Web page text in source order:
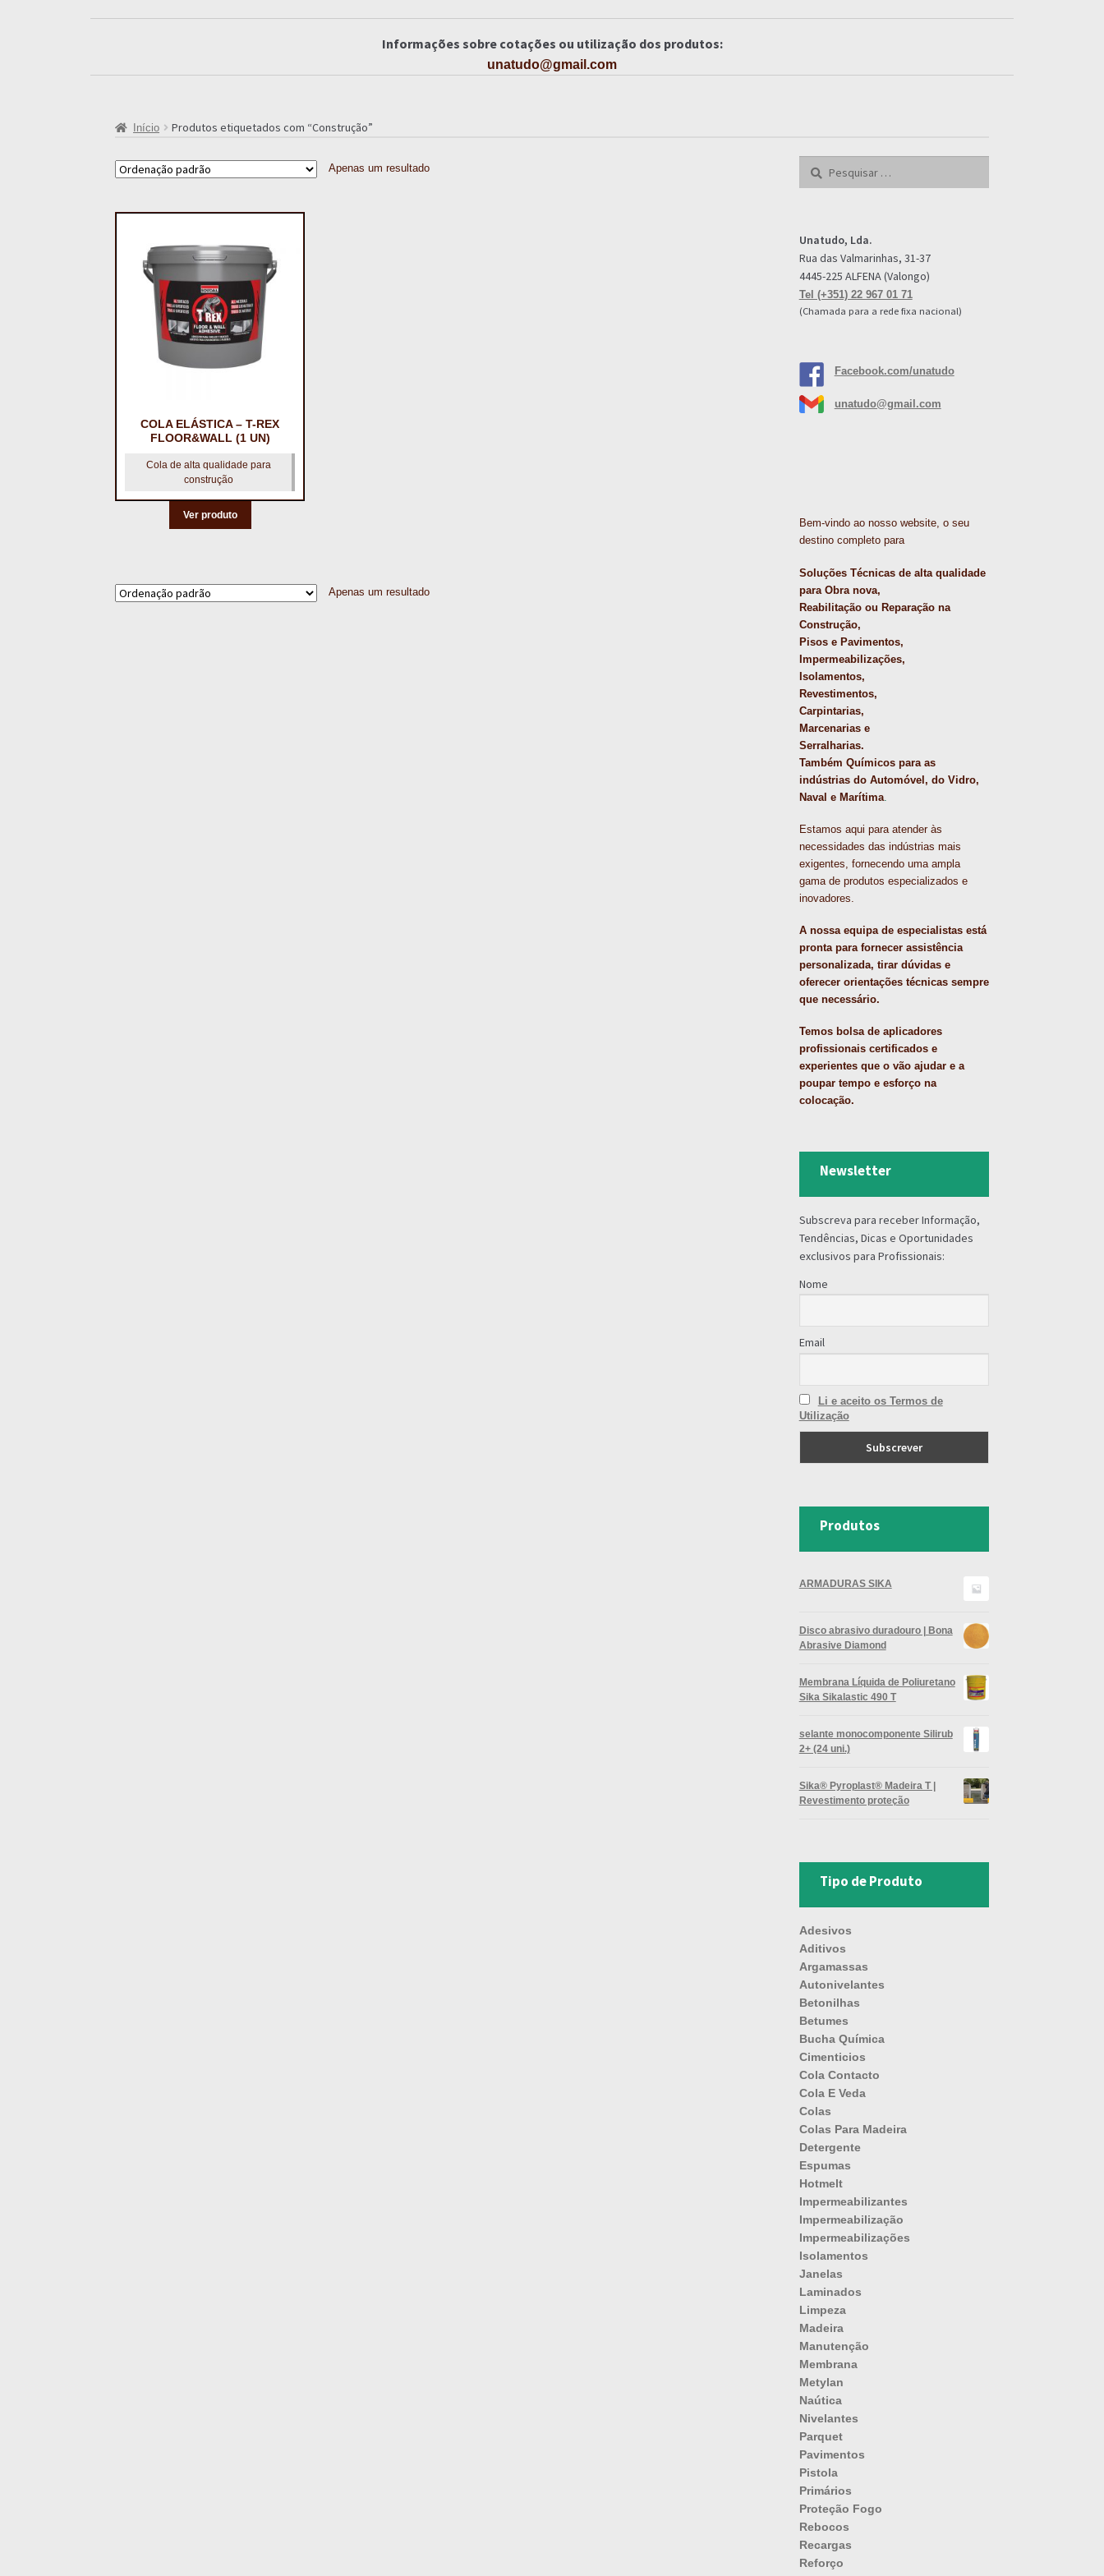
Informações sobre cotações ou utilização dos produtos:
unatudo@gmail.com
Início Produtos etiquetados com “Construção”
Apenas um resultado
COLA ELÁSTICA – T-REX
FLOOR&WALL (1 UN)
Cola de alta qualidade para
construção
Ver produto
Apenas um resultado
Pesquisar
Unatudo, Lda.
Rua das Valmarinhas, 31-37
4445-225 ALFENA (Valongo)
Tel (+351) 22 967 01 71
(Chamada para a rede fixa nacional)
Facebook.com/unatudo
unatudo@gmail.com
Bem-vindo ao nosso website, o seu
destino completo para
Soluções Técnicas de alta qualidade
para Obra nova,
Reabilitação ou Reparação na
Construção,
Pisos e Pavimentos,
Impermeabilizações,
Isolamentos,
Revestimentos,
Carpintarias,
Marcenarias e
Serralharias.
Também Químicos para as
indústrias do Automóvel, do Vidro,
Naval e Marítima.
Estamos aqui para atender às
necessidades das indústrias mais
exigentes, fornecendo uma ampla
gama de produtos especializados e
inovadores.
A nossa equipa de especialistas está
pronta para fornecer assistência
personalizada, tirar dúvidas e
oferecer orientações técnicas sempre
que necessário.
Temos bolsa de aplicadores
profissionais certificados e
experientes que o vão ajudar e a
poupar tempo e esforço na
colocação.
Newsletter
Subscreva para receber Informação,
Tendências, Dicas e Oportunidades
exclusivos para Profissionais:
Nome
Email
Li e aceito os Termos de
Utilização
Produtos
ARMADURAS SIKA
Disco abrasivo duradouro | Bona
Abrasive Diamond
Membrana Líquida de Poliuretano
Sika Sikalastic 490 T
selante monocomponente Silirub
2+ (24 uni.)
Sika® Pyroplast® Madeira T |
Revestimento proteção
Tipo de Produto
Adesivos
Aditivos
Argamassas
Autonivelantes
Betonilhas
Betumes
Bucha Química
Cimenticios
Cola Contacto
Cola E Veda
Colas
Colas Para Madeira
Detergente
Espumas
Hotmelt
Impermeabilizantes
Impermeabilização
Impermeabilizações
Isolamentos
Janelas
Laminados
Limpeza
Madeira
Manutenção
Membrana
Metylan
Naútica
Nivelantes
Parquet
Pavimentos
Pistola
Primários
Proteção Fogo
Rebocos
Recargas
Reforço